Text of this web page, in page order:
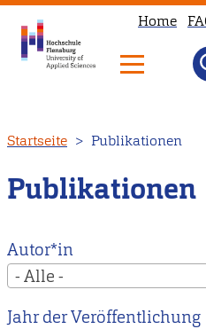
zum
Inhalt
Home
Startseite Publikationen
Publikationen
Autor*in
- Alle -
Jahr der Veröffentlichung